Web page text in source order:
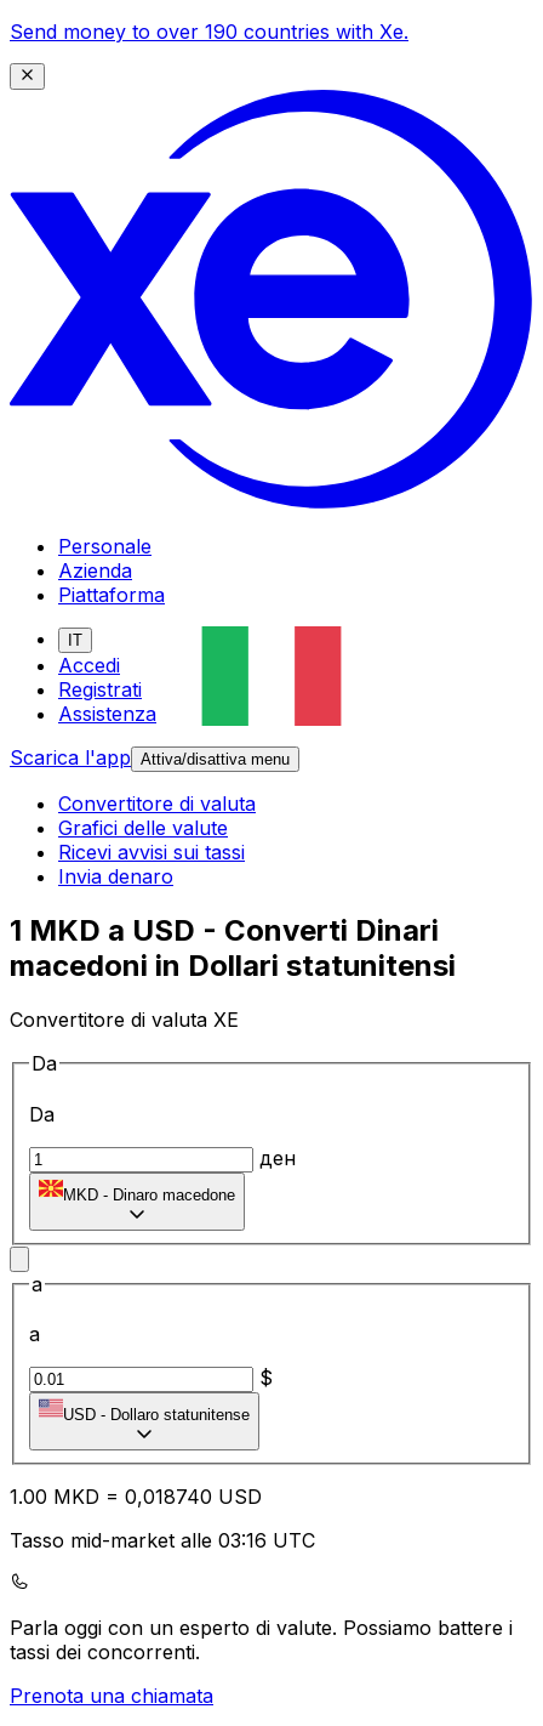
Send money to over 190 countries with Xe.
Personale
Azienda
Piattaforma
IT
Accedi
Registrati
Assistenza
Scarica l'app Attiva/disattiva menu
Convertitore di valuta
Grafici delle valute
Ricevi avvisi sui tassi
Invia denaro
1 MKD a USD - Converti Dinari
macedoni in Dollari statunitensi
Convertitore di valuta XE
Da
Da
ден
MKD - Dinaro macedone
a
a
$
USD - Dollaro statunitense
1.00 MKD = 0,018740 USD
Tasso mid-market alle 03:16 UTC
Parla oggi con un esperto di valute. Possiamo battere i
tassi dei concorrenti.
Prenota una chiamata